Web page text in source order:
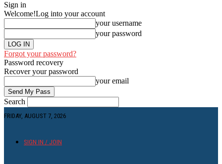
Sign in
Welcome!Log into your account
your username
your password
Forgot your password?
Password recovery
Recover your password
your email
Search
FRIDAY, AUGUST 7, 2026
SIGN IN / JOIN